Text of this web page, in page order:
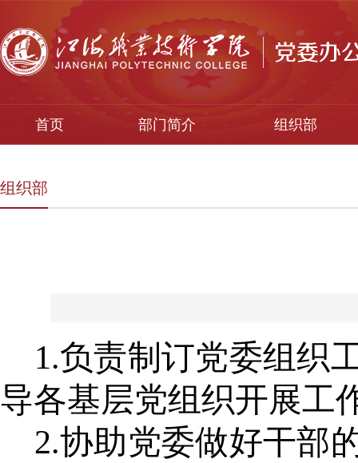
首页 部门简介 组织部
组织部
1.负责制订党委组织
导各基层党组织开展工
2.协助党委做好干部